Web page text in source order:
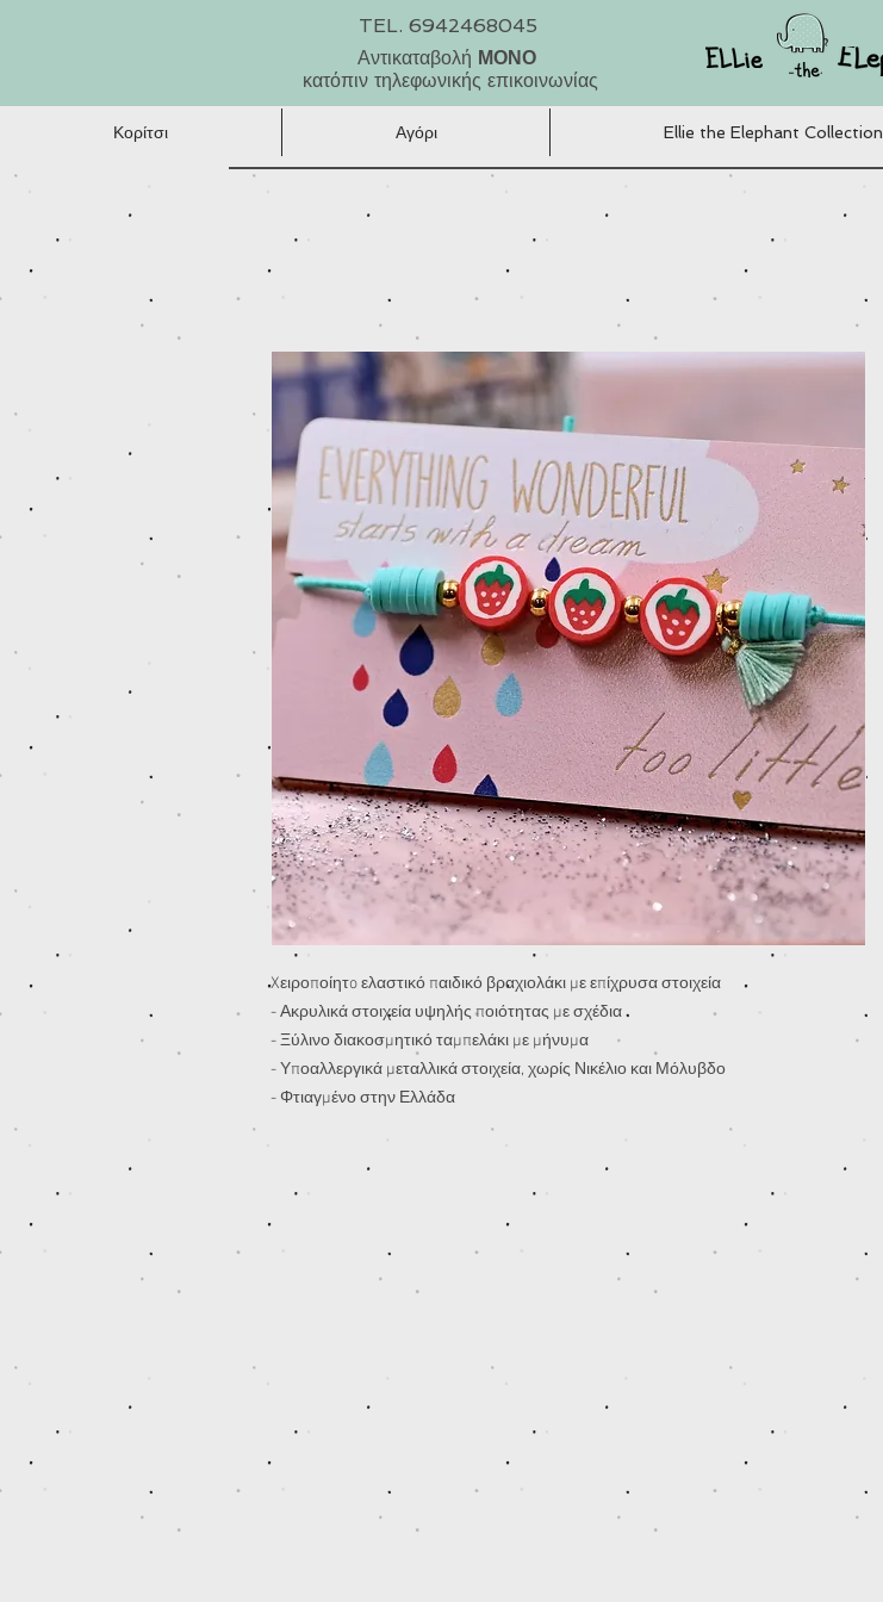
TEL. 6942468045
Αντικαταβολή ΜΟΝΟ
κατόπιν τηλεφωνικής επικοινωνίας
Κορίτσι Αγόρι Ellie the Elephant Collection
Xειροποίητo ελαστικό παιδικό βραχιολάκι με επίχρυσα στοιχεία
- Ακρυλικά στοιχεία υψηλής ποιότητας με σχέδια
- Ξύλινο διακοσμητικό ταμπελάκι με μήνυμα
- Υποαλλεργικά μεταλλικά στοιχεία, χωρίς Νικέλιο και Μόλυβδο
- Φτιαγμένο στην Ελλάδα